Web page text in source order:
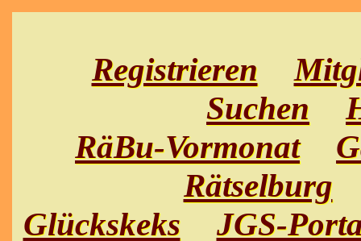
Registrieren
Suchen
RäBu-Vormonat
Rätselburg
Glückskeks
JGS-